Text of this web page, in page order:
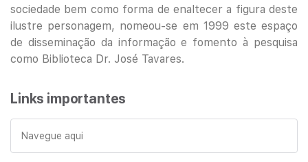
sociedade bem como forma de enaltecer a figura deste
ilustre personagem, nomeou-se em 1999 este espaço
de disseminação da informação e fomento à pesquisa
como Biblioteca Dr. José Tavares.
Links importantes
Navegue aqui